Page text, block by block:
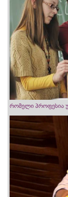
რომელი პროფესია